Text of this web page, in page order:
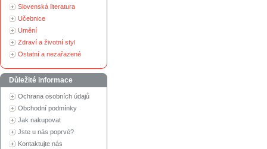
Slovenská literatura
Učebnice
Umění
Zdraví a životní styl
Ostatní a nezařazené
Důležité informace
Ochrana osobních údajů
Obchodní podmínky
Jak nakupovat
Jste u nás poprvé?
Kontaktujte nás